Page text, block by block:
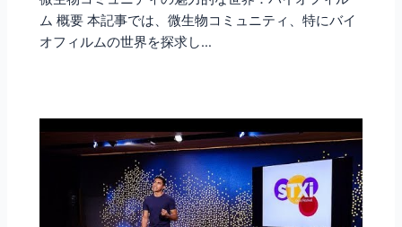
ム 概要 本記事では、微生物コミュニティ、特にバイ
オフィルムの世界を探求し…